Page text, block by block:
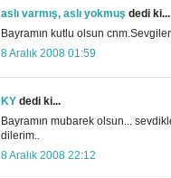
aslı varmış, aslı yokmuş dedi ki...
Bayramın kutlu olsun
8 Aralık 2008 01:59
KY dedi ki...
Bayramın mubarek olsun...
dilerim..
8 Aralık 2008 22:12